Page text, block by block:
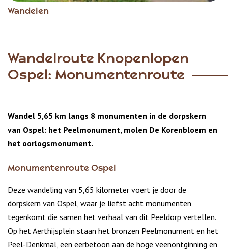
Wandelen
Item
Wandelroute Knopenlopen
Ospel: Monumentenroute
Wandel 5,65 km langs 8 monumenten in de dorpskern
van Ospel: het Peelmonument, molen De Korenbloem en
het oorlogsmonument.
Monumentenroute Ospel
Deze wandeling van 5,65 kilometer voert je door de
dorpskern van Ospel, waar je liefst acht monumenten
tegenkomt die samen het verhaal van dit Peeldorp vertellen.
Op het Aerthijsplein staan het bronzen Peelmonument en het
Peel-Denkmal, een eerbetoon aan de hoge veenontginning en